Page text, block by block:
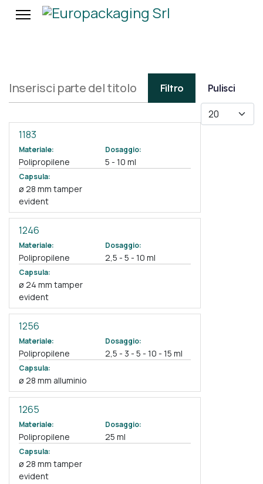
Filtro Pulisci
Visualizza #
1183
Materiale:
Polipropilene
Dosaggio:
5 - 10 ml
Capsula:
ø 28 mm tamper
evident
1246
Materiale:
Polipropilene
Dosaggio:
2,5 - 5 - 10 ml
Capsula:
ø 24 mm tamper
evident
1256
Materiale:
Polipropilene
Dosaggio:
2,5 - 3 - 5 - 10 - 15 ml
Capsula:
ø 28 mm alluminio
1265
Materiale:
Polipropilene
Dosaggio:
25 ml
Capsula:
ø 28 mm tamper
evident